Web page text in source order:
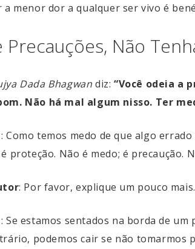
a menor dor a qualquer ser vivo é
Precauções, Não
Dada Bhagwan diz:“Você odeia a
Não há mal algum nisso. Ter
: Como temos medo de que algo
proteção. Não é medo; é precaução.
: Por favor, explique um pouco mais.
: Se estamos sentados na borda de
podemos cair se não tomarmos